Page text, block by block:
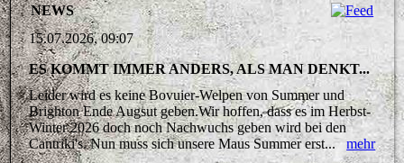
NEWS
15.07.2026, 09:07
ES KOMMT IMMER ANDERS, ALS MAN DENKT...
Leider wird es keine Bovuier-Welpen von Summer und
Brighton Ende Augsut geben.Wir hoffen, dass es im Herbst-
Winter 2026 doch noch Nachwuchs geben wird bei den
Cantriki's. Nun muss sich unsere Maus Summer erst...mehr